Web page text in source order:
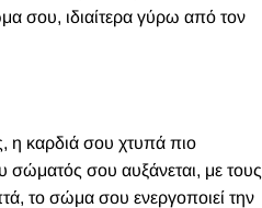
σου, ιδιαίτερα γύρω από τον
η καρδιά σου χτυπά πιο
σώματός σου αυξάνεται, με τους
το σώμα σου ενεργοποιεί την